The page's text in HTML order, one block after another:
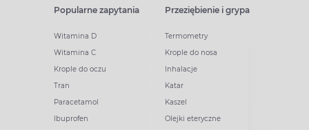
Popularne zapytania
Witamina D
Witamina C
Krople do oczu
Tran
Paracetamol
Ibuprofen
Przeziębienie i grypa
Termometry
Krople do nosa
Inhalacje
Katar
Kaszel
Olejki eteryczne